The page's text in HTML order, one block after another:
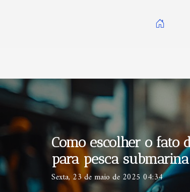
Como escolher o fato
para pesca submarina
Sexta, 23 de maio de 2025 04:34